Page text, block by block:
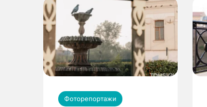
Фоторепортажи